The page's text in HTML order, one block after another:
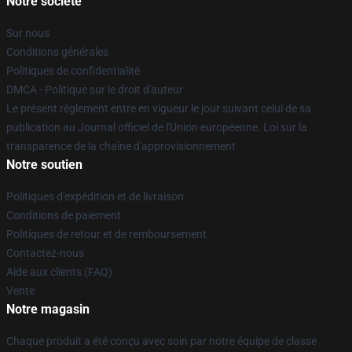
Sur nous
Conditions générales
Politiques de confidentialité
DMCA - Politique sur le droit d'auteur
Le présent règlement entre en vigueur le jour suivant celui de sa
publication au Journal officiel de l'Union européenne. Loi sur la
transparence de la chaîne d'approvisionnement
Notre soutien
Politiques d'expédition et de livraison
Conditions de paiement
Politiques de retour et de remboursement
Contactez-nous
Aide aux clients (FAQ)
Vente
Notre magasin
Chaque produit a été conçu avec soin par notre équipe de classe